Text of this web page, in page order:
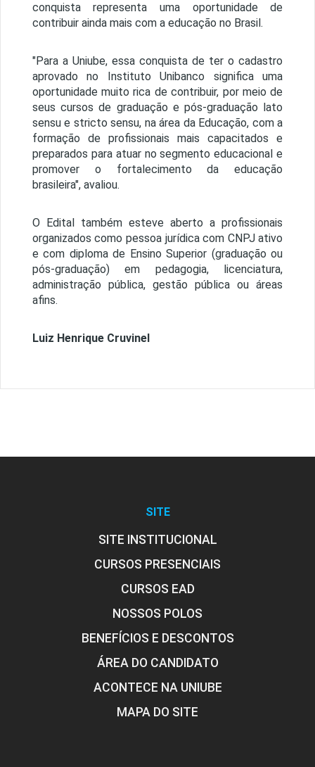
conquista representa uma oportunidade de
contribuir ainda mais com a educação no Brasil.
"Para a Uniube, essa conquista de ter o cadastro
aprovado no Instituto Unibanco significa uma
oportunidade muito rica de contribuir, por meio de
seus cursos de graduação e pós-graduação lato
sensu e stricto sensu, na área da Educação, com a
formação de profissionais mais capacitados e
preparados para atuar no segmento educacional e
promover o fortalecimento da educação
brasileira", avaliou.
O Edital também esteve aberto a profissionais
organizados como pessoa jurídica com CNPJ ativo
e com diploma de Ensino Superior (graduação ou
pós-graduação) em pedagogia, licenciatura,
administração pública, gestão pública ou áreas
afins.
Luiz Henrique Cruvinel
SITE
SITE INSTITUCIONAL
CURSOS PRESENCIAIS
CURSOS EAD
NOSSOS POLOS
BENEFÍCIOS E DESCONTOS
ÁREA DO CANDIDATO
ACONTECE NA UNIUBE
MAPA DO SITE